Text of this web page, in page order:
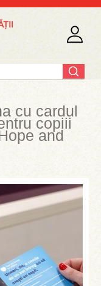
cu cardul
copiii
and